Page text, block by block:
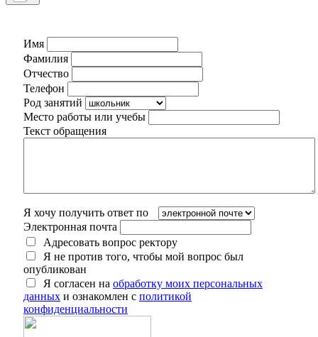
Имя
Фамилия
Отчество
Телефон
Род занятий
Место работы или учебы
Текст обращения
Я хочу получить ответ по
Электронная почта
Адресовать вопрос ректору
Я не против того, чтобы мой вопрос был
опубликован
Я согласен на обработку моих персональных
данных и ознакомлен с политикой
конфиденциальности